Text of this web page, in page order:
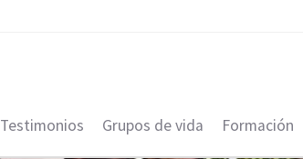
Testimonios Grupos de vida Formación